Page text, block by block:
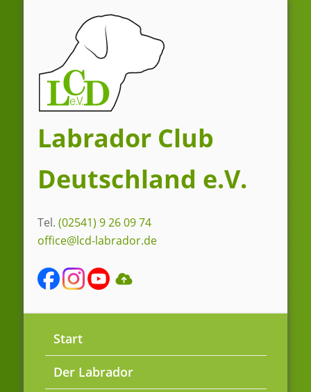
springen
Labrador Club
Deutschland e.V.
Tel. (02541) 9 26 09 74
office@lcd-labrador.de
Start
Der Labrador